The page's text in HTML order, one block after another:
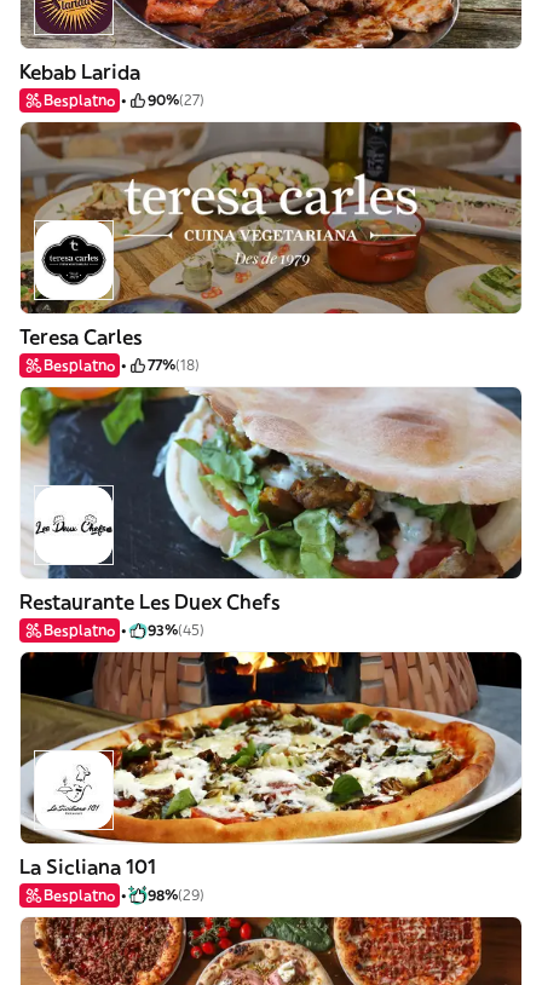
Kebab Larida
Besplatno 90%(27)
Teresa Carles
Besplatno 77%(18)
Restaurante Les Duex Chefs
Besplatno 93%(45)
La Sicliana 101
Besplatno 98%(29)